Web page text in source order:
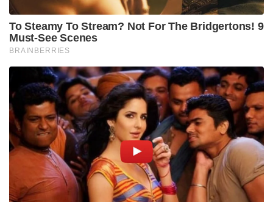
To Steamy To Stream? Not For The Bridgertons! 9
Must-See Scenes
BRAINBERRIES